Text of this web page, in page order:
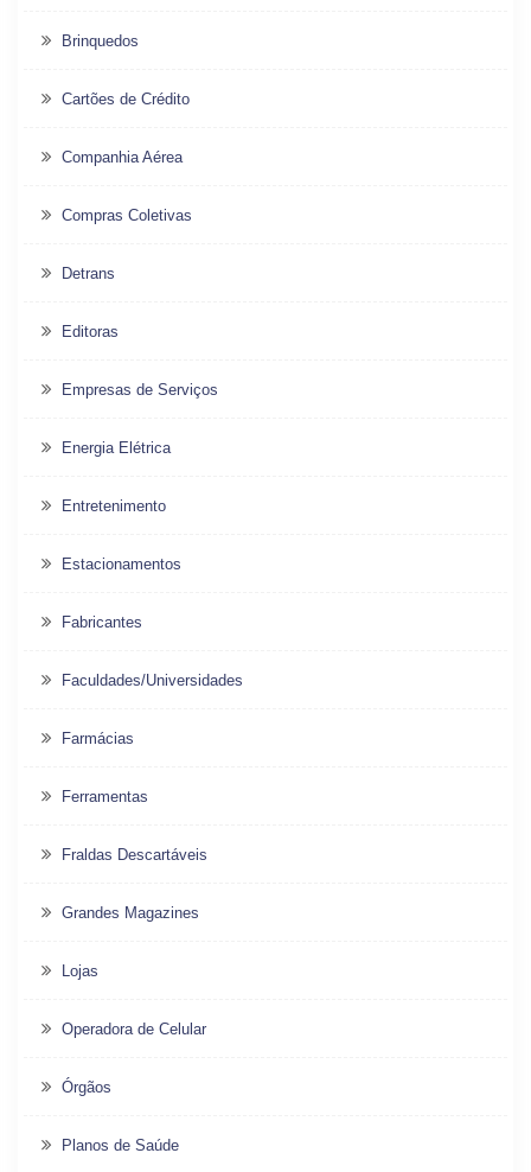
Brinquedos
Cartões de Crédito
Companhia Aérea
Compras Coletivas
Detrans
Editoras
Empresas de Serviços
Energia Elétrica
Entretenimento
Estacionamentos
Fabricantes
Faculdades/Universidades
Farmácias
Ferramentas
Fraldas Descartáveis
Grandes Magazines
Lojas
Operadora de Celular
Órgãos
Planos de Saúde